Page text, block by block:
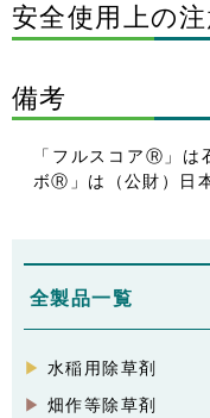
安全使用上の
備考
「フルスコアⓇ」は
ボⓇ」は（公財）日
全製品一覧
水稲用除草剤
畑作等除草剤